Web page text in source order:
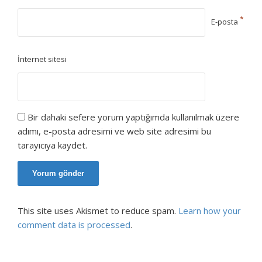
E-posta *
İnternet sitesi
Bir dahaki sefere yorum yaptığımda kullanılmak üzere
adımı, e-posta adresimi ve web site adresimi bu
tarayıcıya kaydet.
This site uses Akismet to reduce spam. Learn how your
comment data is processed.